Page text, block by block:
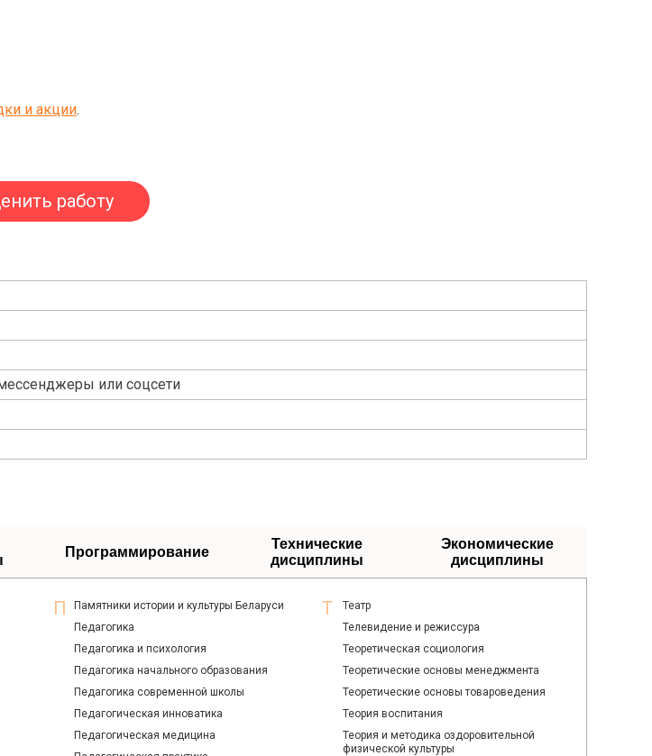
и акции.
работу
или соцсети
Программирование
Технические
дисциплины
Экономические
дисциплины
Памятники истории и культуры Беларуси
Педагогика
Педагогика и психология
Педагогика начального образования
Педагогика современной школы
Педагогическая инноватика
Педагогическая медицина
Театр
Телевидение и режиссура
Теоретическая социология
Теоретические основы менеджмента
Теоретические основы товароведения
Теория воспитания
Теория и методика оздоровительной
физической культуры